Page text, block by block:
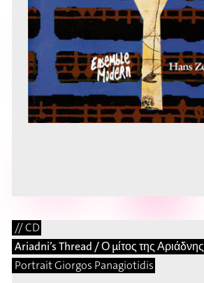
// CD
Ariadni’s Thread / Ο μίτος της Αριάδνης
Portrait Giorgos Panagiotidis